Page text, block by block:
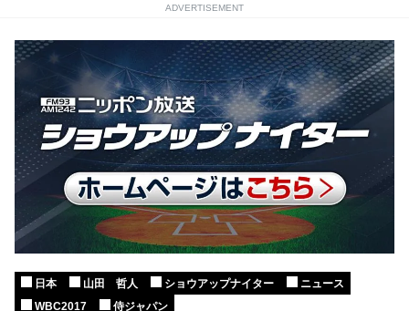
ADVERTISEMENT
日本 山田 哲人 ショウアップナイター
ニュース
WBC2017
侍ジャパン